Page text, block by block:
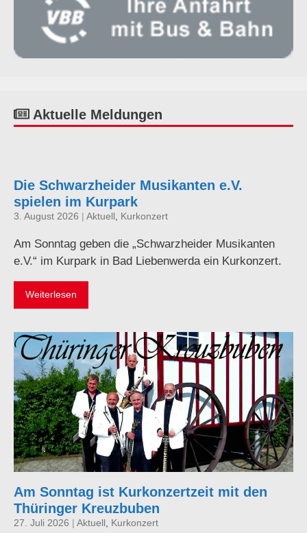
Aktuelle Meldungen
Die Schwarzheider Musikanten e.V.
spielen im Kurpark
3. August 2026 | Aktuell Kurkonzert
Am Sonntag geben die „Schwarzheider Musikanten
e.V.“ im Kurpark in Bad Liebenwerda ein Kurkonzert.
Weiterlesen
Am Sonntag ist Kurkonzertzeit mit den
Thüringer Kreuzbuben
27. Juli 2026 | Aktuell Kurkonzert